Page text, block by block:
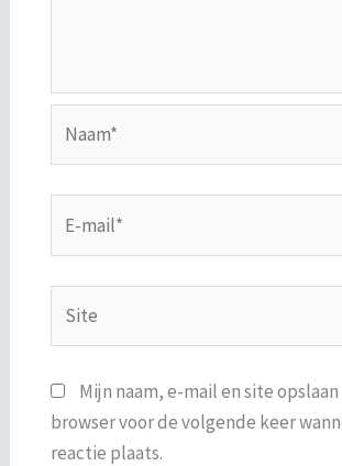
mail*
Mijn naam, e-mail en site
browser voor de volgende keer
reactie plaats.